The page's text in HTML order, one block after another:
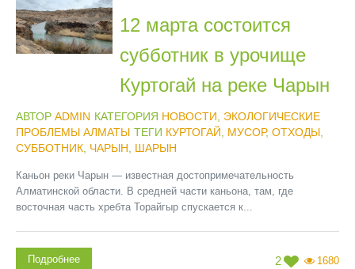
12 марта состоится
субботник в урочище
Куртогай на реке Чарын
АВТОР ADMIN КАТЕГОРИЯ НОВОСТИ
ЭКОЛОГИЧЕСКИЕ
ПРОБЛЕМЫ АЛМАТЫ ТЕГИ КУРТОГАЙ МУСОР, ОТХОДЫ
СУББОТНИК ЧАРЫН ШАРЫН
Каньон реки Чарын — известная достопримечательность
Алматинской области. В средней части каньона, там, где
восточная часть хребта Торайгыр спускается к...
2 1680
Подробнее